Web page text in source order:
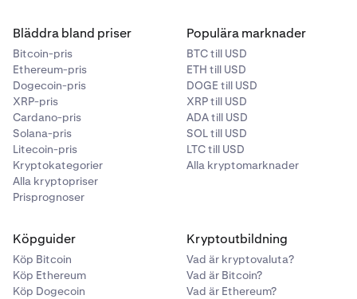
Bläddra bland priser
Bitcoin-pris
Ethereum-pris
Dogecoin-pris
XRP-pris
Cardano-pris
Solana-pris
Litecoin-pris
Kryptokategorier
Alla kryptopriser
Prisprognoser
Populära marknader
BTC till USD
ETH till USD
DOGE till USD
XRP till USD
ADA till USD
SOL till USD
LTC till USD
Alla kryptomarknader
Köpguider
Köp Bitcoin
Köp Ethereum
Köp Dogecoin
Kryptoutbildning
Vad är kryptovaluta?
Vad är Bitcoin?
Vad är Ethereum?